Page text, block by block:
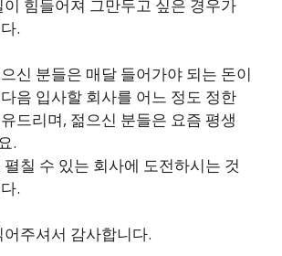
힘들어져 그만두고 싶은 경우가
.
신 분들은 매달 들어가야 되는 돈이
음 입사할 회사를 어느 정도 정한
드리며, 젊으신 분들은 요즘 평생
.
칠 수 있는 회사에 도전하시는 것
.
주셔서 감사합니다.